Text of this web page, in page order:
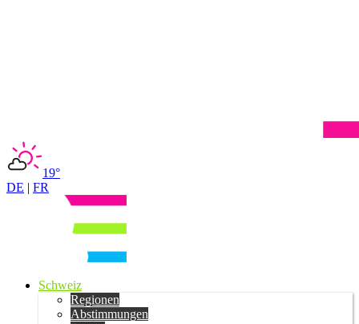
19°
DE | FR
Schweiz
Regionen
Abstimmungen